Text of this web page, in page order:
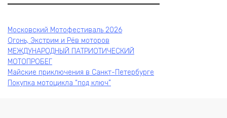
Московский Мотофестиваль 2026
Огонь, Экстрим и Рёв моторов
МЕЖДУНАРОДНЫЙ ПАТРИОТИЧЕСКИЙ
МОТОПРОБЕГ
Майские приключения в Санкт-Петербурге
Покупка мотоцикла “под ключ”